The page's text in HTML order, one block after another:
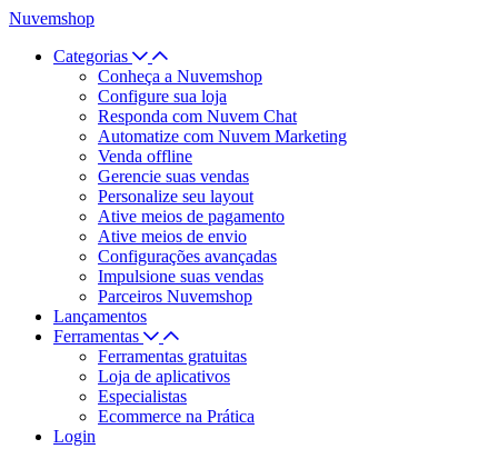
Nuvemshop
Categorias
Conheça a Nuvemshop
Configure sua loja
Responda com Nuvem Chat
Automatize com Nuvem Marketing
Venda offline
Gerencie suas vendas
Personalize seu layout
Ative meios de pagamento
Ative meios de envio
Configurações avançadas
Impulsione suas vendas
Parceiros Nuvemshop
Lançamentos
Ferramentas
Ferramentas gratuitas
Loja de aplicativos
Especialistas
Ecommerce na Prática
Login